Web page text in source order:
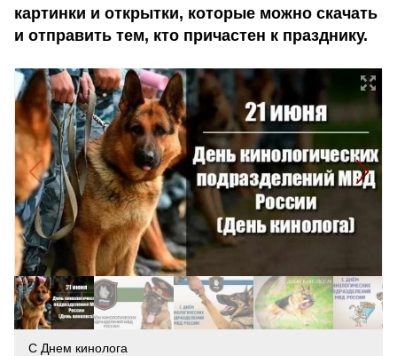
картинки и открытки, которые можно скачать
и отправить тем, кто причастен к празднику.
С Днем кинолога